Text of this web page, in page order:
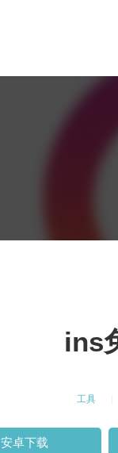
ins
工具
安卓下载